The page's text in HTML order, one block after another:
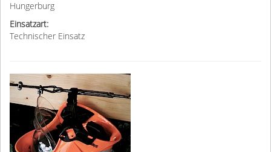
Hungerburg
Einsatzart:
Technischer Einsatz